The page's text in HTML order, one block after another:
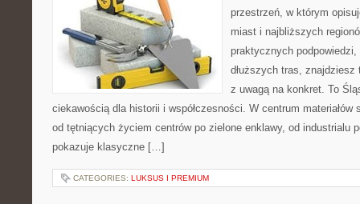
przestrzeń, w którym
miast i najbliższych
praktycznych
dłuższych tras,
z uwagą na konkret. To
ciekawością dla historii i współczesności. W centrum materiałów
od tętniących życiem centrów po zielone enklawy, od industrialu
pokazuje klasyczne […]
CATEGORIES: LUKSUS I PREMIUM